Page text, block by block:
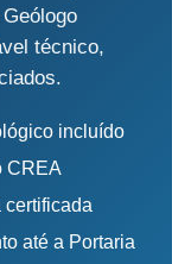
técnico,
incluído
CREA
até a Portaria